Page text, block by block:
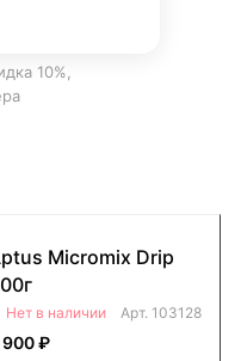
10%,
Micromix Drip
Нет в наличии Арт. 103128
900 ₽